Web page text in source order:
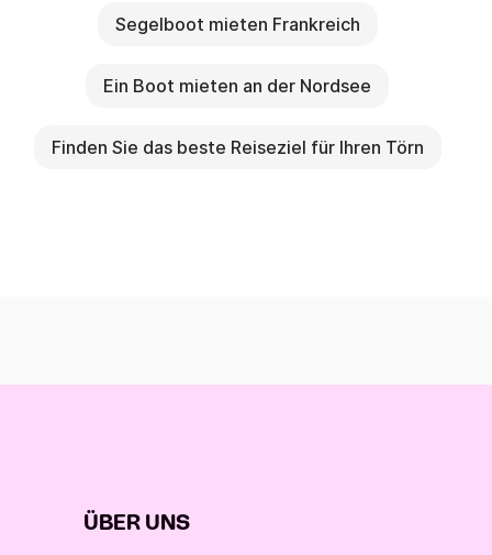
Segelboot mieten Frankreich
Ein Boot mieten an der Nordsee
Finden Sie das beste Reiseziel für Ihren Törn
ÜBER UNS